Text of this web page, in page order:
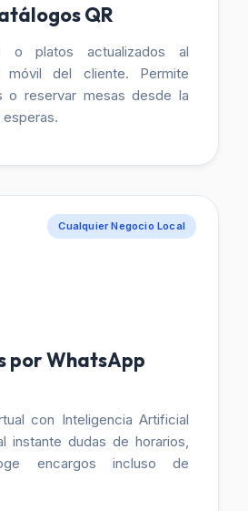
QR
o platos actualizados al
del cliente. Permite
o reservar mesas desde la
esperas.
Cualquier Negocio Local
por WhatsApp
con Inteligencia Artificial
instante dudas de horarios,
encargos incluso de